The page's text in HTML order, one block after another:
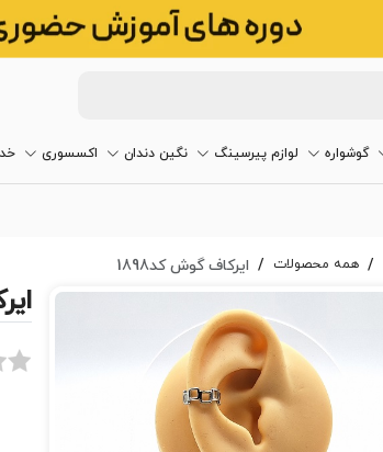
گوشواره لوازم پیرسینگ نگین دندان اکسسوری
همه محصولات ایرکاف گوش کد1898